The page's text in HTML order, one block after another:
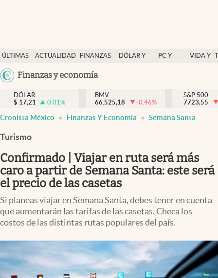
ÚLTIMAS
NOTICIAS
ACTUALIDAD
FINANZAS
DÓLAR Y
PC Y
VIDA Y
México
USA
Finanzas y economía
Actualidad
Finanzas y economía
Dólar y mercados
Pc y celular
Vida y estilo
Tv
Clima
Espiritualidad
Mediakit
DÓLAR
$ 17,21 0.01%
BMV
66.525,18
-0.46%
S&P 500
7723,55
Cronista México Finanzas Y Economía Semana Santa
Turismo
Confirmado | Viajar en ruta será más
caro a partir de Semana Santa: este será
el precio de las casetas
Si planeas viajar en Semana Santa, debes tener en cuenta
que aumentarán las tarifas de las casetas. Checa los
costos de las distintas rutas populares del país.